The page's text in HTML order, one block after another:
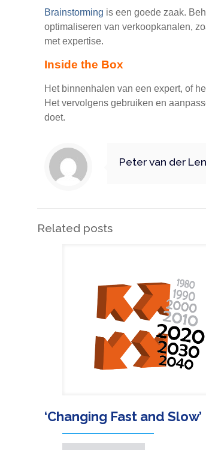
Brainstorming is een goede zaak.
optimaliseren van verkoopkanalen,
met expertise.
Inside the Box
Het binnenhalen van een expert, of
Het vervolgens gebruiken en
doet.
Peter van der
Related posts
‘Changing Fast and Slow’